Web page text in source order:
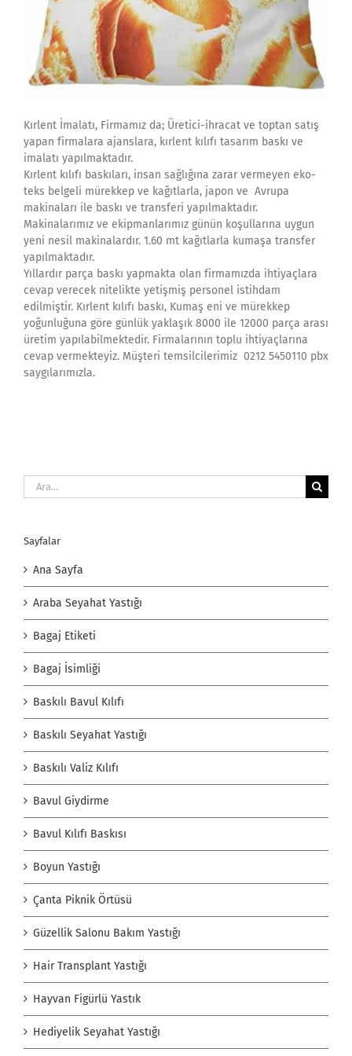
Kırlent İmalatı, Firmamız da; Üretici-ihracat ve toptan satış
yapan firmalara ajanslara, kırlent kılıfı tasarım baskı ve
imalatı yapılmaktadır.
Kırlent kılıfı baskıları, insan sağlığına zarar vermeyen eko-
teks belgeli mürekkep ve kağıtlarla, japon ve Avrupa
makinaları ile baskı ve transferi yapılmaktadır.
Makinalarımız ve ekipmanlarımız günün koşullarına uygun
yeni nesil makinalardır. 1.60 mt kağıtlarla kumaşa transfer
yapılmaktadır.
Yıllardır parça baskı yapmakta olan firmamızda ihtiyaçlara
cevap verecek nitelikte yetişmiş personel istihdam
edilmiştir. Kırlent kılıfı baskı, Kumaş eni ve mürekkep
yoğunluğuna göre günlük yaklaşık 8000 ile 12000 parça arası
üretim yapılabilmektedir. Firmalarının toplu ihtiyaçlarına
cevap vermekteyiz. Müşteri temsilcilerimiz 0212 5450110 pbx
saygılarımızla.
Ara:
Sayfalar
Ana Sayfa
Araba Seyahat Yastığı
Bagaj Etiketi
Bagaj İsimliği
Baskılı Bavul Kılıfı
Baskılı Seyahat Yastığı
Baskılı Valiz Kılıfı
Bavul Giydirme
Bavul Kılıfı Baskısı
Boyun Yastığı
Çanta Piknik Örtüsü
Güzellik Salonu Bakım Yastığı
Hair Transplant Yastığı
Hayvan Figürlü Yastık
Hediyelik Seyahat Yastığı